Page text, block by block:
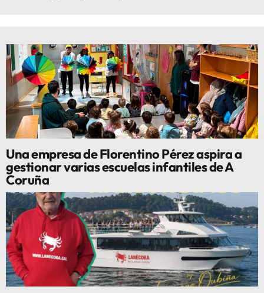
Una empresa de Florentino Pérez aspira a
gestionar varias escuelas infantiles de A
Coruña